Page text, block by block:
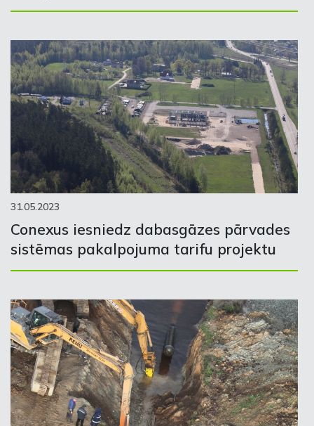
31.05.2023
Conexus iesniedz dabasgāzes pārvades
sistēmas pakalpojuma tarifu projektu